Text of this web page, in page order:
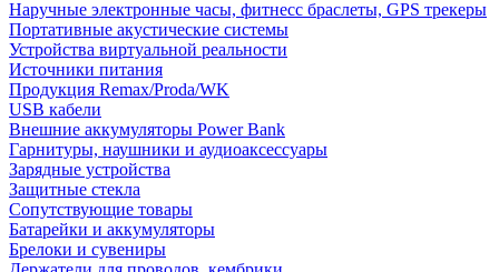
Наручные электронные часы, фитнесс браслеты, GPS трекеры
Портативные акустические системы
Устройства виртуальной реальности
Источники питания
Продукция Remax/Proda/WK
USB кабели
Внешние аккумуляторы Power Bank
Гарнитуры, наушники и аудиоаксессуары
Зарядные устройства
Защитные стекла
Сопутствующие товары
Батарейки и аккумуляторы
Брелоки и сувениры